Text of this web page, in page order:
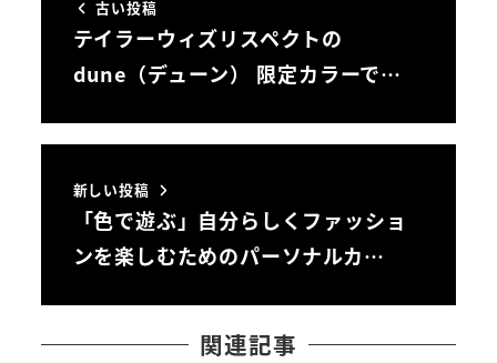
古い投稿
テイラーウィズリスペクトの
dune（デューン） 限定カラーで…
新しい投稿
「色で遊ぶ」自分らしくファッショ
ンを楽しむためのパーソナルカ…
関連記事